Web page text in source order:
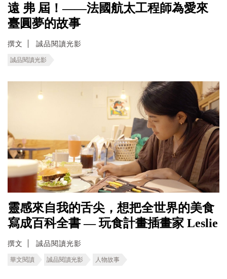
遠 弗 屆！——法國航太工程師為愛來
臺圓夢的故事
撰文 誠品閱讀光影
誠品閱讀光影
靈感來自我的舌尖，想把全世界的美食
寫成百科全書 — 玩食計畫插畫家 Leslie
撰文 誠品閱讀光影
華文閱讀 誠品閱讀光影 人物故事